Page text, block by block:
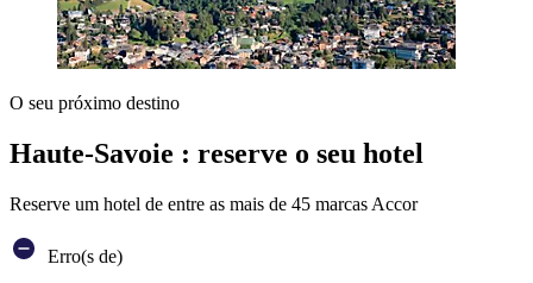
O seu próximo destino
Haute-Savoie : reserve o seu hotel
Reserve um hotel de entre as mais de 45 marcas Accor
Erro(s de)